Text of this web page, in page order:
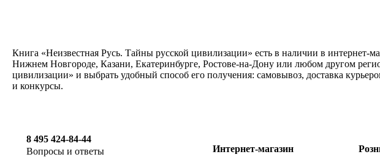
Книга «Неизвестная Русь. Тайны русской цивилизации» есть в наличии в интернет-
Нижнем Новгороде, Казани, Екатеринбурге, Ростове-на-Дону или любом другом
цивилизации» и выбрать удобный способ его получения: самовывоз, доставка
и конкурсы.
8 495 424-84-44
Вопросы и ответы
Интернет-магазин